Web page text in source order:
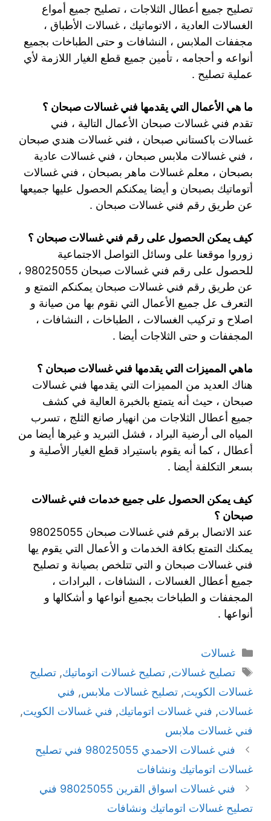
تصليح جميع أعطال الثلاجات ، تصليح جميع أمواع
الغسالات العادية ، الاتوماتيك ، غسالات الأطباق ،
مجففات الملابس ، النشافات و حتى الطباخات بجميع
أنواعه و أحجامه ، تأمين جميع قطع الغيار اللازمة لأي
عملية تصليح .
ما هي الأعمال التي يقدمها فني غسالات صبحان ؟
تقدم فني غسالات صبحان الأعمال التالية ، فني
غسالات باكستاني صبحان ، فني غسالات هندي صبحان
، فني غسالات ملابس صبحان ، فني غسالات عادية
بصبحان ، معلم غسالات ماهر بصبحان ، فني غسالات
أتوماتيك بصبحان و أيضا يمكنكم الحصول عليها جميعها
عن طريق رقم فني غسالات صبحان .
كيف يمكن الحصول على رقم فني غسالات صبحان ؟
زوروا موقعنا على وسائل التواصل الاجتماعية
للحصول على رقم فني غسالات صبحان 98025055 ،
عن طريق رقم فني غسالات صبحان يمكنكم التمتع و
التعرف عل جميع الأعمال التي نقوم بها من صيانة و
اصلاح و تركيب الغسالات ، الطباخات ، النشافات ،
المجففات و حتى الثلاجات أيضا .
ماهي المميزات التي يقدمها فني غسالات صبحان ؟
هناك العديد من المميزات التي يقدمها فني غسالات
صبحان ، حيث أنه يتمتع بالخبرة العالية في كشف
جميع أعطال الثلاجات من انهيار صانع الثلج ، تسرب
المياه الى أرضية البراد ، فشل التبريد و غيرها أيضا من
أعطال ، كما أنه يقوم باستيراد قطع الغيار الأصلية و
بسعر التكلفة أيضا .
كيف يمكن الحصول على جميع خدمات فني غسالات
صبحان ؟
عند الاتصال برقم فني غسالات صبحان 98025055
يمكنك التمتع بكافة الخدمات و الأعمال التي يقوم يها
فني غسالات صبحان و التي تتلخص بصيانة و تصليح
جميع أعطال الغسالات ، النشافات ، البرادات ،
المجففات و الطباخات بجميع أنواعها و أشكالها و
أنواعها .
غسالات
تصليح غسالات, تصليح غسالات اتوماتيك, تصليح
غسالات الكويت, تصليح غسالات ملابس, فني
غسالات, فني غسالات اتوماتيك, فني غسالات الكويت,
فني غسالات ملابس
فني غسالات الاحمدي 98025055 فني تصليح
غسالات اتوماتيك ونشافات
فني غسالات اسواق القرين 98025055 فني
تصليح غسالات اتوماتيك ونشافات